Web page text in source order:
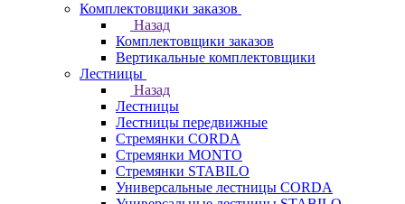
Комплектовщики заказов
Назад
Комплектовщики заказов
Вертикальные комплектовщики
Лестницы
Назад
Лестницы
Лестницы передвижные
Стремянки CORDA
Стремянки MONTO
Стремянки STABILO
Универсальные лестницы CORDA